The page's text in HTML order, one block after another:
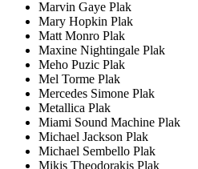
Marvin Gaye Plak
Mary Hopkin Plak
Matt Monro Plak
Maxine Nightingale Plak
Meho Puzic Plak
Mel Torme Plak
Mercedes Simone Plak
Metallica Plak
Miami Sound Machine Plak
Michael Jackson Plak
Michael Sembello Plak
Mikis Theodorakis Plak